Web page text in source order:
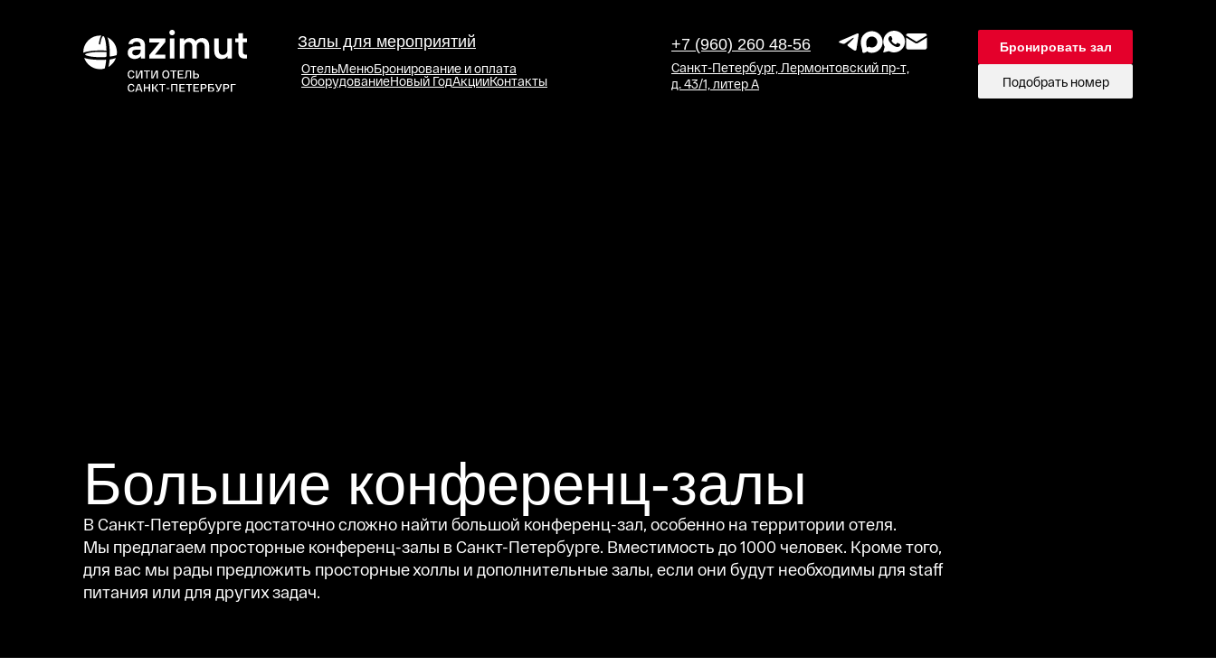
Санкт-Петербург, Лермонтовский пр-т,
д. 43/1, литер А
ОтельМенюБронирование и оплата
ОборудованиеНовый ГодАкцииКонтакты
Бронировать зал
Подобрать номер
+7 (960) 260 48-56
Залы для мероприятий
Большие конференц-залы
В Санкт-Петербурге достаточно сложно найти большой конференц-зал, особенно на территории отеля.
Мы предлагаем просторные конференц-залы в Санкт-Петербурге. Вместимость до 1000 человек. Кроме того,
для вас мы рады предложить просторные холлы и дополнительные залы, если они будут необходимы для staff
питания или для других задач.